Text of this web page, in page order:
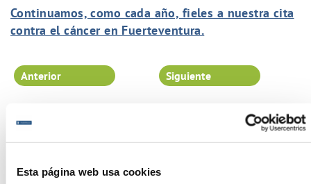
Esta página web usa cookies
Continuamos, como cada año, fieles a nuestra cita
contra el cáncer en Fuerteventura.
Página 10 de 102
Anterior Siguiente